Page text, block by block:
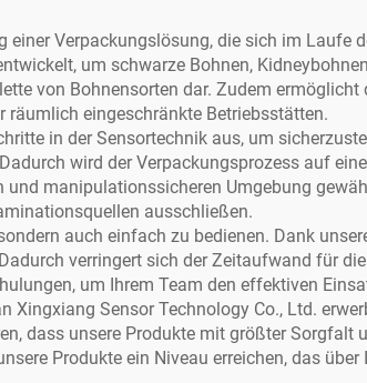
Verpackungslösung, die sich im Laufe
um schwarze Bohnen,
von Bohnensorten dar. Zudem
eingeschränkte Betriebsstätten.
in der Sensortechnik aus, um
wird der Verpackungsprozess auf
manipulationssicheren Umgebung
ausschließen.
auch einfach zu bedienen. Dank
verringert sich der Zeitaufwand für
um Ihrem Team den effektiven
Sensor Technology Co., Ltd.
dass unsere Produkte mit größter Sorgfalt
Produkte ein Niveau erreichen, das